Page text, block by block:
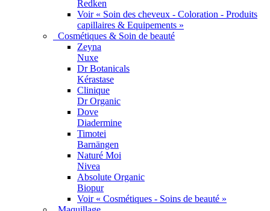
Redken
Voir « Soin des cheveux - Coloration - Produits
capillaires & Equipements »
Cosmétiques & Soin de beauté
Zeyna
Nuxe
Dr Botanicals
Kérastase
Clinique
Dr Organic
Dove
Diadermine
Timotei
Barnängen
Naturé Moi
Nivea
Absolute Organic
Biopur
Voir « Cosmétiques - Soins de beauté »